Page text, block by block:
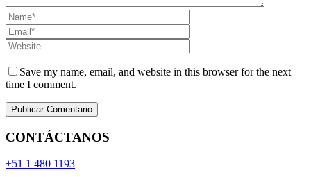
Save my name, email, and website in this browser for the next
time I comment.
CONTÁCTANOS
+51 1 480 1193